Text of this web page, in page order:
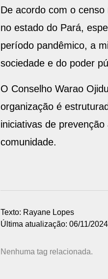
De acordo com o
no estado do Pará,
período pandêmico, a
sociedade e do poder
O Conselho Warao
organização é
iniciativas de
comunidade.
Texto: Rayane Lopes
Última atualização: 06/11/
Nenhuma tag relacionada.